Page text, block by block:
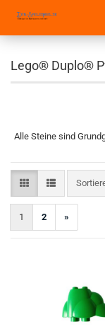
Lego® Duplo®
Alle Steine sind
1 2 »